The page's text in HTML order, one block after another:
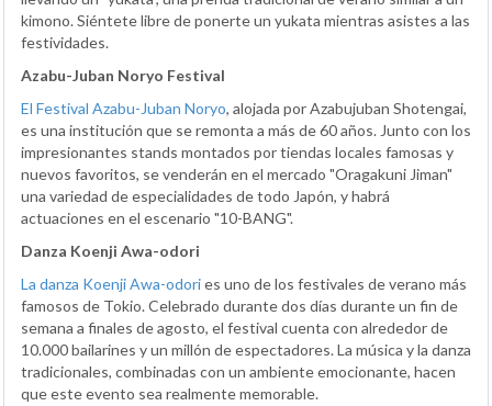
kimono. Siéntete libre de ponerte un yukata mientras asistes a las
festividades.
Azabu-Juban Noryo Festival
El Festival Azabu-Juban Noryo, alojada por Azabujuban Shotengai,
es una institución que se remonta a más de 60 años. Junto con los
impresionantes stands montados por tiendas locales famosas y
nuevos favoritos, se venderán en el mercado "Oragakuni Jiman"
una variedad de especialidades de todo Japón, y habrá
actuaciones en el escenario "10-BANG".
Danza Koenji Awa-odori
La danza Koenji Awa-odories uno de los festivales de verano más
famosos de Tokio. Celebrado durante dos días durante un fin de
semana a finales de agosto, el festival cuenta con alrededor de
10.000 bailarines y un millón de espectadores. La música y la danza
tradicionales, combinadas con un ambiente emocionante, hacen
que este evento sea realmente memorable.